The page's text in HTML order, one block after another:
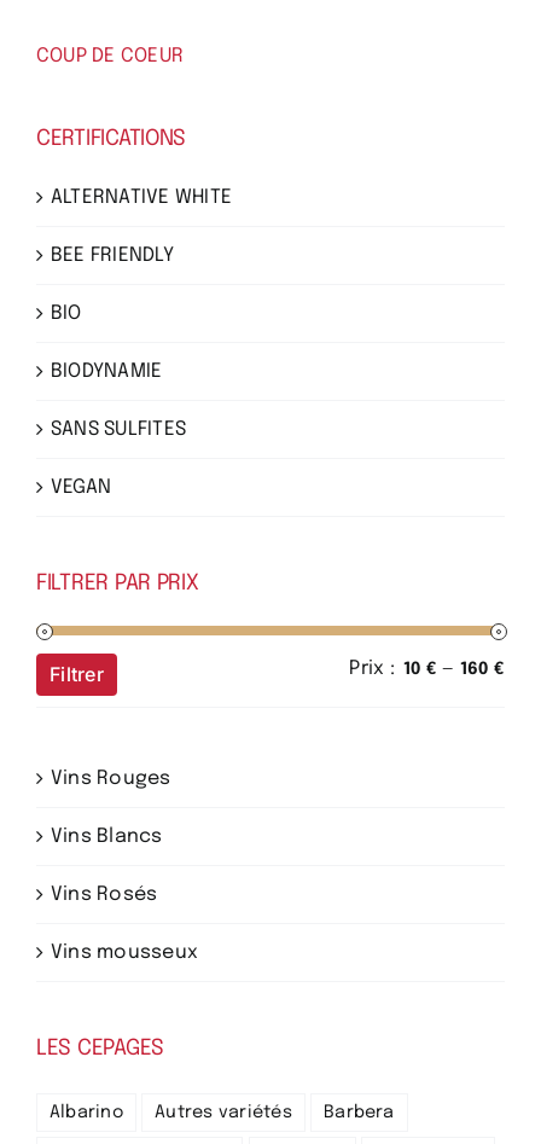
COUP DE COEUR
CERTIFICATIONS
ALTERNATIVE WHITE
BEE FRIENDLY
BIO
BIODYNAMIE
SANS SULFITES
VEGAN
FILTRER PAR PRIX
Filtrer Prix : 10 € — 160 €
Vins Rouges
Vins Blancs
Vins Rosés
Vins mousseux
LES CEPAGES
Albarino Autres variétés Barbera